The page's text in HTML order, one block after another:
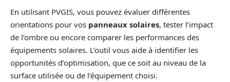
En utilisant PVGIS, vous pouvez évaluer différentes
orientations pour vos panneaux solaires, tester l’impact
de l’ombre ou encore comparer les performances des
équipements solaires. L’outil vous aide à identifier les
opportunités d’optimisation, que ce soit au niveau de la
surface utilisée ou de l’équipement choisi.